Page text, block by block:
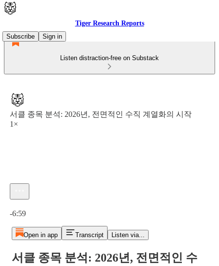
Tiger Research Reports
Subscribe
Sign in
Listen distraction-free on Substack
서클 종목 분석: 2026년, 전면적인 수직 계열화의 시작
1×
-6:59
Open in app Transcript Listen via...
서클 종목 분석: 2026년, 전면적인 수